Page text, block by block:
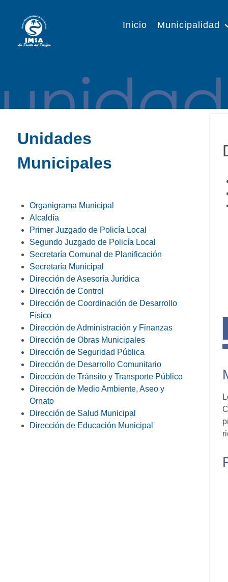
Inicio Municipalidad
Unidades
Municipales
Organigrama Municipal
Alcaldía
Primer Juzgado de Policía Local
Segundo Juzgado de Policía Local
Secretaría Comunal de Planificación
Secretaría Municipal
Dirección de Asesoría Jurídica
Dirección de Control
Dirección de Coordinación de Desarrollo
Físico
Dirección de Administración y Finanzas
Dirección de Obras Municipales
Dirección de Seguridad Pública
Dirección de Desarrollo Comunitario
Dirección de Tránsito y Transporte Público
Dirección de Medio Ambiente, Aseo y
Ornato
Dirección de Salud Municipal
Dirección de Educación Municipal